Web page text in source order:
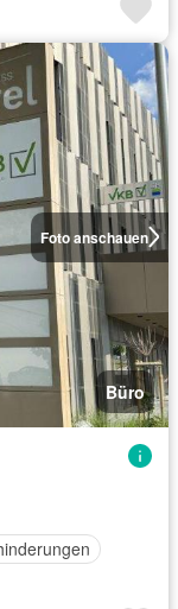
Foto anschauen
Büro